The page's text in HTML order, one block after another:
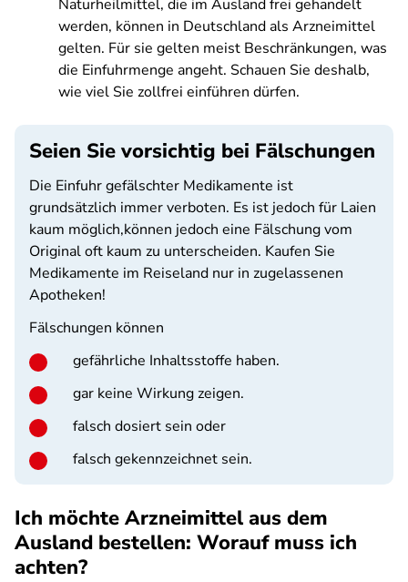
Naturheilmittel, die im Ausland frei gehandelt
werden, können in Deutschland als Arzneimittel
gelten. Für sie gelten meist Beschränkungen, was
die Einfuhrmenge angeht. Schauen Sie deshalb,
wie viel Sie zollfrei einführen dürfen.
Seien Sie vorsichtig bei Fälschungen
Die Einfuhr gefälschter Medikamente ist
grundsätzlich immer verboten. Es ist jedoch für Laien
kaum möglich,können jedoch eine Fälschung vom
Original oft kaum zu unterscheiden. Kaufen Sie
Medikamente im Reiseland nur in zugelassenen
Apotheken!
Fälschungen können
gefährliche Inhaltsstoffe haben.
gar keine Wirkung zeigen.
falsch dosiert sein oder
falsch gekennzeichnet sein.
Ich möchte Arzneimittel aus dem
Ausland bestellen: Worauf muss ich
achten?